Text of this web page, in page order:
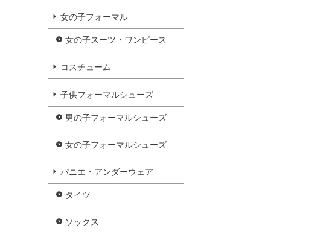
女の子フォーマル
女の子スーツ・ワンピース
コスチューム
子供フォーマルシューズ
男の子フォーマルシューズ
女の子フォーマルシューズ
パニエ・アンダーウェア
タイツ
ソックス